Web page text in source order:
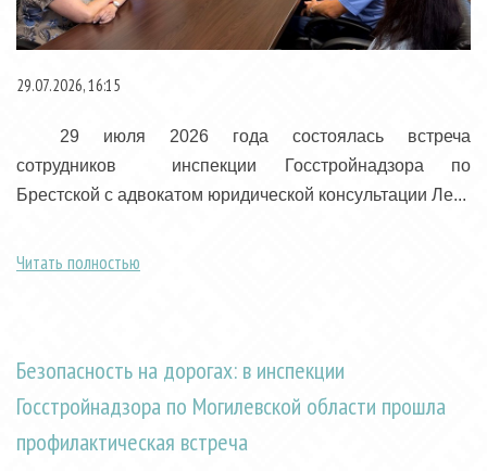
29.07.2026, 16:15
29 июля 2026 года состоялась встреча
сотрудников инспекции Госстройнадзора по
Брестской с адвокатом юридической консультации Ле...
Читать полностью
Безопасность на дорогах: в инспекции
Госстройнадзора по Могилевской области прошла
профилактическая встреча